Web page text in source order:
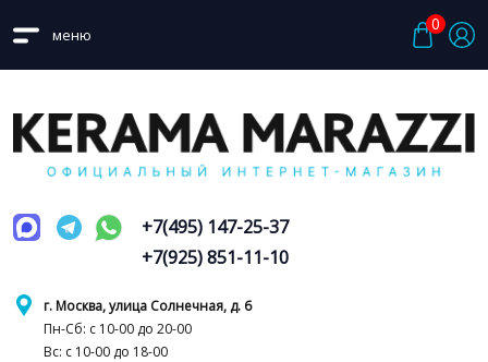
меню
0
г. Москва, улица Солнечная, д. 6
Пн-Сб: с 10-00 до 20-00
Вс: с 10-00 до 18-00
+7(495) 147-25-37
+7(925) 851-11-10